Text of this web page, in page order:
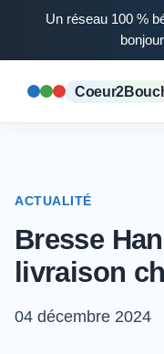
Un réseau 100 %
ACTUALITÉ
Bresse
livraison
04 décembre 2024